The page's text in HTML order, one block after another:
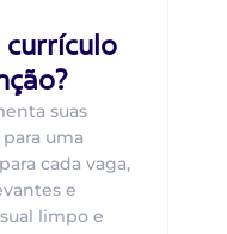
currículo
suas
uma
cada vaga,
e
limpo e